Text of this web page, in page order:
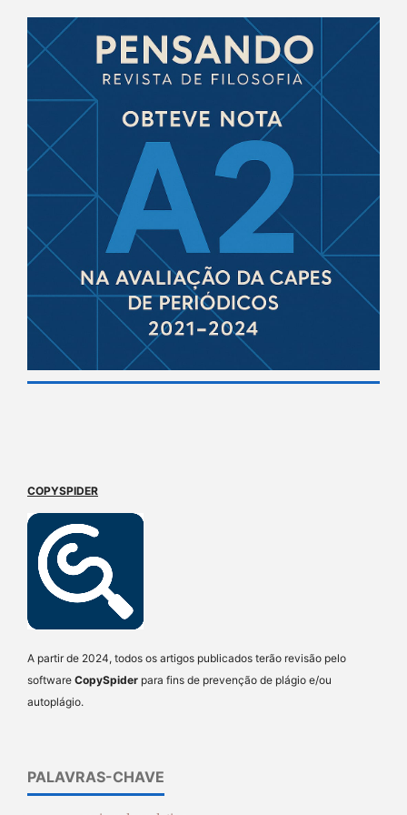
COPYSPIDER
A partir de 2024, todos os artigos publicados terão revisão pelo
software CopySpider para fins de prevenção de plágio e/ou
autoplágio.
PALAVRAS-CHAVE